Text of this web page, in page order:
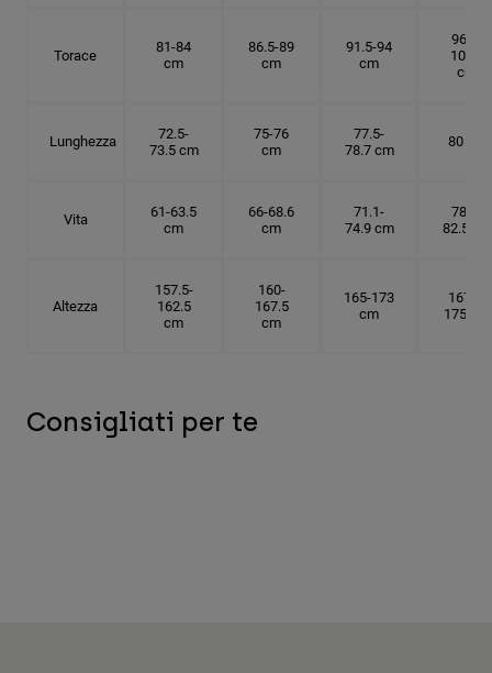
Torace
81-84
cm
86.5-89
cm
91.5-94
cm
96.5-
101.5
cm
Lunghezza
72.5-
73.5 cm
75-76
cm
77.5-
78.7 cm
80 cm
Vita
61-63.5
cm
66-68.6
cm
71.1-
74.9 cm
78.7-
82.5 cm
Altezza
157.5-
162.5
cm
160-
167.5
cm
165-173
cm
167.5-
175 cm
Consigliati per te